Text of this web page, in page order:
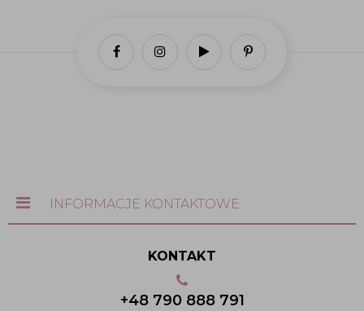
INFORMACJE KONTAKTOWE
KONTAKT
+48 790 888 791